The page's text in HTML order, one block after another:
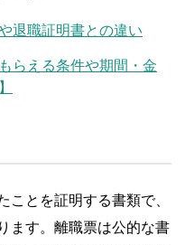
退職証明書との違い
らえる条件や期間・金
ことを証明する書類で、
ます。離職票は公的な書